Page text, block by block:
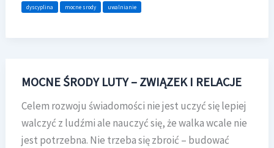
WIĘCEJ
dyscyplina mocne srody uwalnianie
MOCNE ŚRODY LUTY – ZWIĄZEK I RELACJE
Celem rozwoju świadomości nie jest uczyć się lepiej
walczyć z ludźmi ale nauczyć się, że walka wcale nie
jest potrzebna. Nie trzeba się zbroić – budować